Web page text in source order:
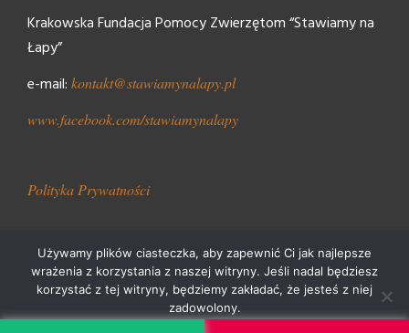
Krakowska Fundacja Pomocy Zwierzętom “Stawiamy na
Łapy”
e-mail: kontakt@stawiamynalapy.pl
www.facebook.com/stawiamynalapy
Polityka Prywatności
Stawiamy Na Łapy 2018
Używamy plików ciasteczka, aby zapewnić Ci jak najlepsze
wrażenia z korzystania z naszej witryny. Jeśli nadal będziesz
korzystać z tej witryny, będziemy zakładać, że jesteś z niej
zadowolony.